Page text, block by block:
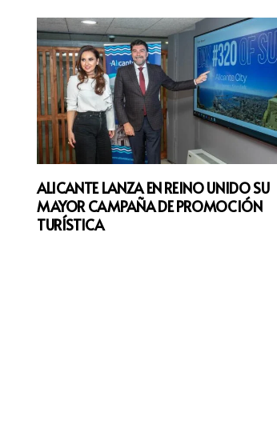
ALICANTE LANZA EN REINO UNIDO SU
MAYOR CAMPAÑA DE PROMOCIÓN
TURÍSTICA